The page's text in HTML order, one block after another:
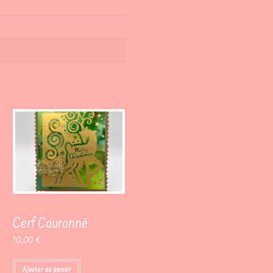
Cerf Couronné
10,00 €
Ajouter au panier